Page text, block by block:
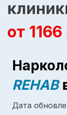
от
REHAB
Дата